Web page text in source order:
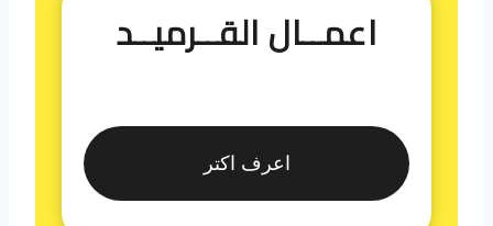
اعمــال القــرميــد
اعرف اكتر